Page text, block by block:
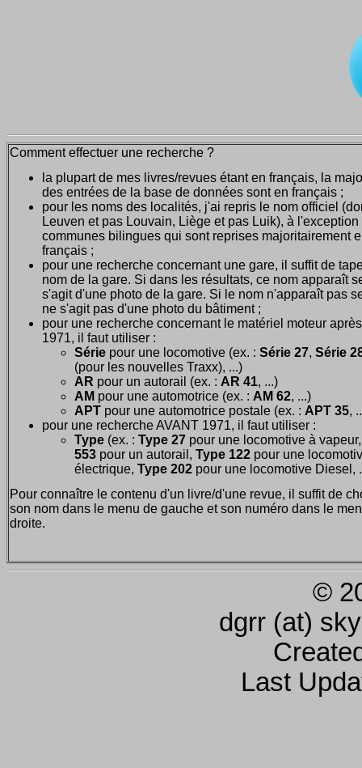
Comment effectuer une recherche ?
la plupart de mes livres/revues étant en français, la
des entrées de la base de données sont en français ;
pour les noms des localités, j'ai repris le nom officiel
Leuven et pas Louvain, Liège et pas Luik), à l'exception
communes bilingues qui sont reprises majoritairement
français ;
pour une recherche concernant une gare, il suffit de
nom de la gare. Si dans les résultats, ce nom apparaît
s'agit d'une photo de la gare. Si le nom n'apparaît pas
ne s'agit pas d'une photo du bâtiment ;
pour une recherche concernant le matériel moteur après
1971, il faut utiliser :
Série pour une locomotive (ex. : Série 27, Série
(pour les nouvelles Traxx), ...)
AR pour un autorail (ex. : AR 41, ...)
AM pour une automotrice (ex. : AM 62, ...)
APT pour une automotrice postale (ex. : APT 35,
pour une recherche AVANT 1971, il faut utiliser :
Type (ex. : Type 27 pour une locomotive à
553 pour un autorail, Type 122 pour une
électrique, Type 202 pour une locomotive Diesel,
Pour connaître le contenu d'un livre/d'une revue, il suffit de
son nom dans le menu de gauche et son numéro dans le
droite.
©
dgrr (at)
Last